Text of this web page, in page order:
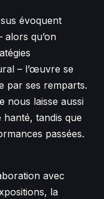
évoquent
alors qu’on
– l’œuvre se
par ses remparts.
nous laisse aussi
hanté, tandis que
passées.
avec
la